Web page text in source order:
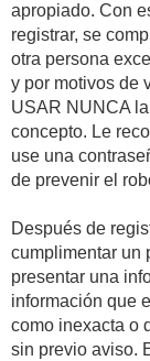
apropiado. Con
registrar, se
otra persona
y por motivos de
USAR NUNCA
concepto. Le
use una
de prevenir el
Después de
cumplimentar un
presentar una
información que
como inexacta o
sin previo aviso.